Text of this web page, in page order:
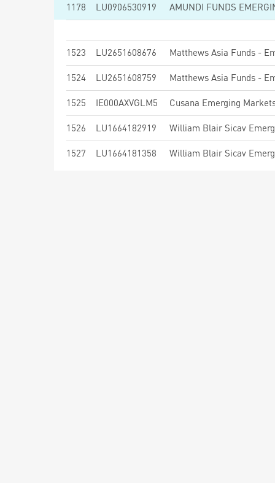
1178 LU0906530919
1523 LU2651608676
1524 LU2651608759
1525 IE000AXVGLM5 Cusana Emerging
1526 LU1664182919
1527 LU1664181358